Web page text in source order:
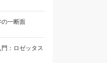
一断面
：ロゼッタス